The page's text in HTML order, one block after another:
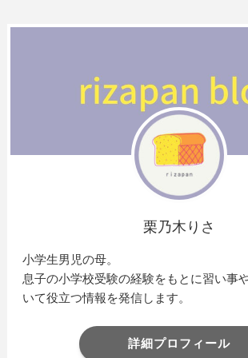
栗乃木りさ
小学生男児の母。
息子の小学校受験の経験をもとに習い事
いて役立つ情報を発信します。
詳細プロフィール